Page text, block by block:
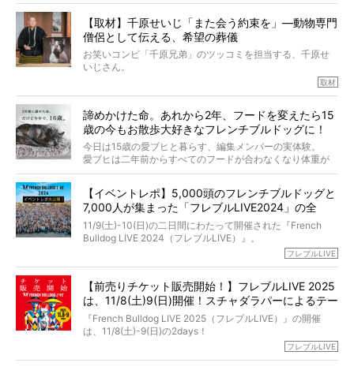
力をもつお笑い芸人「シークエンスはやとも」さんに、愛
犬の旅立ちや供養についてインタビュー。
インタビュアー兼対談相手は、大の犬好きで心霊分野の知
識にも長けているPELIさん。
「愛犬が旅立ったあと、ベッドやおもちゃはどうすればい
くれる？」
さらには、霊感がない人でも愛犬が成仏したことを知る方
法まで。
お笑い芸人だからこそ暗くなりすぎない、むしろ心がスッ
と軽くなる。
永久保存版のスペシャル対談です！
【取材】千原せいじ「また会う約束を」―動物専門
僧侶として伝える、希望の葬儀
お笑いコンビ「千原兄弟」のツッコミを担当する、千原せ
いじさん。
た。
僧侶としての名は「靖賢（せいけん）」。
当時54歳という年齢にして、なぜ動物専門僧侶という道を
選んだのか。
また、愛犬の旅立ちとどのように向き合うべきなのか。
た。
取材
諦めかけた命。あれから2年、フードを変えたら15
歳の今もお散歩大好きなフレンチブルドッグに！
今日は15歳の愛ブヒと暮らす、編集メンバーの実体験。
愛ブヒは二年前からすべてのフードが合わなくなり体重が
激減。検査をしても異常はなく「年齢のせいですね…」と言
もう諦めるしかないのかな…そんなとき、我が家に届いたの
が「THE fu-do(ザ・フード)」の試食品でした。
そして「THE fu-do(ザ・フード)」を食べつづけて二年、愛
ブヒは15歳になり、今も元気にお散歩をしています。
今回は、二年前の絶望から今までを包み隠さず、時系列で
【イベントレポ】5,000頭のフレンチブルドッグと
7,000人が集まった「フレブルLIVE2024」の全
貌！
11/9(土)-10(日)の二日間にわたって開催された『French
Bulldog LIVE 2024（フレブルLIVE）』。
今年はのべ5,000頭のフレンチブルドッグと7,000人のフレ
day1の司会はフレブルラバーのロッチさん。day2の音楽フ
ェスには世代ど真ん中のPUFFYが出演するなど、例年以上
に豪華なラインナップ。
北は北海道、南は鹿児島県から。全国のフレンチブルドッ
グが一堂に会した「フレブルLIVE2024」の模様を、詳しく
フレブルLIVE
【前売りチケット販売開始！】フレブルLIVE 2025
は、11/8(土)9(日)開催！スチャダラパーによるテー
マソング制作も決定
『French Bulldog LIVE 2025（フレブルLIVE）』の開催
は、11/8(土)-9(日)の2days！
お得な前売りチケット、いよいよ販売スタートです！フレブルLIVE